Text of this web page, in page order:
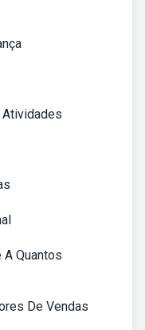
Atividades
A Quantos
De Vendas